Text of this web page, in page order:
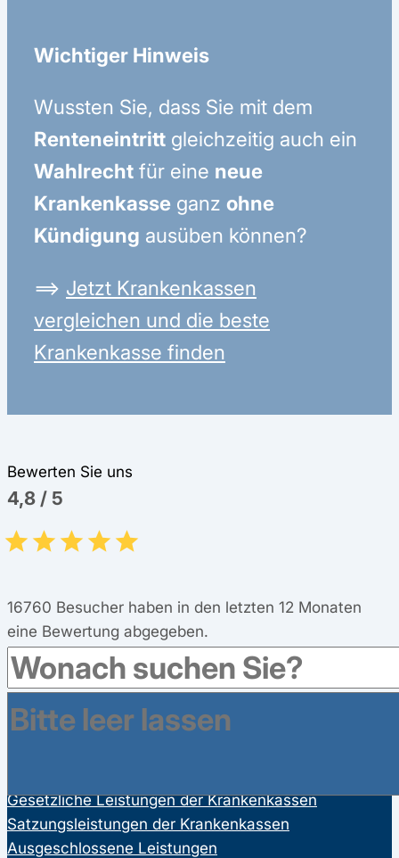
Wichtiger Hinweis
Wussten Sie, dass Sie mit dem
Renteneintritt gleichzeitig auch ein
Wahlrecht für eine neue
Krankenkasse ganz ohne
Kündigung ausüben können?
⟹ Jetzt Krankenkassen
vergleichen und die beste
Krankenkasse finden
Bewerten Sie uns
4,8 / 5
16760 Besucher haben in den letzten 12 Monaten
eine Bewertung abgegeben.
Gesetzliche Leistungen der Krankenkassen
Satzungsleistungen der Krankenkassen
Ausgeschlossene Leistungen